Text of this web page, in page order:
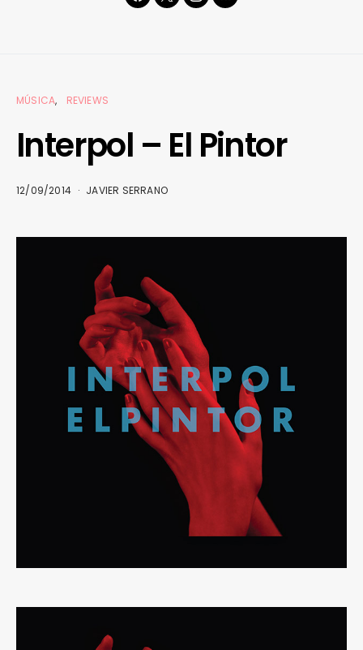
MÚSICA REVIEWS
Interpol – El Pintor
12/09/2014 JAVIER SERRANO